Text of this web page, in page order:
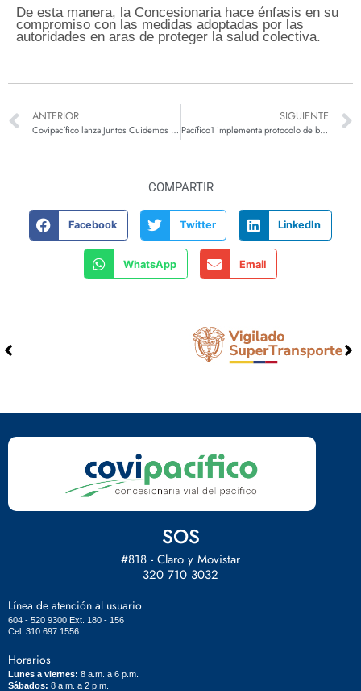
De esta manera, la Concesionaria hace énfasis en su
compromiso con las medidas adoptadas por las
autoridades en aras de proteger la salud colectiva.
ANTERIOR
Covipacífico lanza Juntos Cuidemos tu vida en la vía, la campaña de cultura vial
SIGUIENTE
Pacífico1 implementa protocolo de bioseguridad y reanuda obras en el Suroeste antioqueño
COMPARTIR
Facebook Twitter LinkedIn
WhatsApp Email
SOS
#818 - Claro y Movistar
320 710 3032
Línea de atención al usuario
604 - 520 9300 Ext. 180 - 156
Cel. 310 697 1556
Horarios
Lunes a viernes: 8 a.m. a 6 p.m.
Sábados: 8 a.m. a 2 p.m.